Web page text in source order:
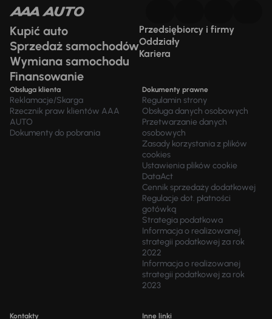
Kupić auto
Sprzedaż samochodów
Wymiana samochodu
Finansowanie
Przedsiębiorcy i firmy
Oddziały
Kariera
Obsługa klienta
Reklamacje/Skarga
Rzecznik praw klientów AAA
AUTO
Dokumenty do pobrania
Dokumenty prawne
Regulamin strony
Obsługa danych osobowych
Przetwarzanie danych
osobowych
Zasady korzystania z plików
cookies
Ustawienia plików cookie
DataAct
Cennik sprzedaży dodatkowej
Regulacje dot. płatności
gotówką
Strategia podatkowa
Informacja o realizowanej
strategii podatkowej za rok
2022
Informacja o realizowanej
strategii podatkowej za rok
2023
Kontakty Inne linki